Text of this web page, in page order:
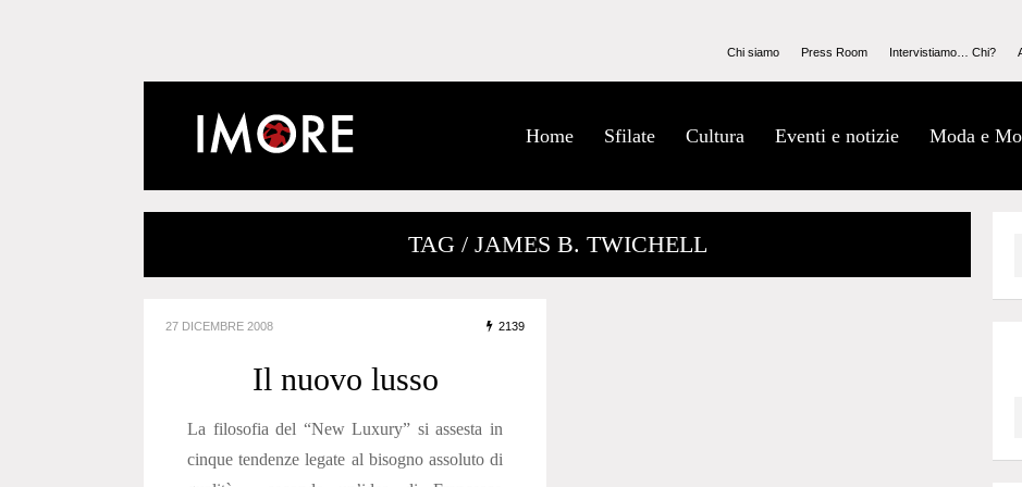
Chi siamo Press Room Intervistiamo… Chi?
Home Sfilate Cultura Eventi e notizie Moda e
TAG / JAMES B. TWICHELL
27 DICEMBRE 2008 2139
Il nuovo lusso
La filosofia del “New Luxury” si assesta in
cinque tendenze legate al bisogno assoluto di